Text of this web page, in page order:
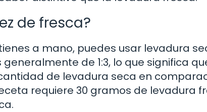
de fresca?
a mano, puedes usar levadura
de 1:3, lo que significa
de levadura seca en
requiere 30 gramos de levadura